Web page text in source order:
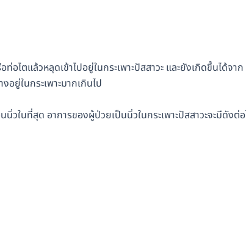
ไตแล้วหลุดเข้าไปอยู่ในกระเพาะปัสสาวะ และยังเกิดขึ้นได้จาก
ยู่ในกระเพาะมากเกินไป
วในที่สุด อาการของผู้ป่วยเป็นนิ่วในกระเพาะปัสสาวะจะมีดังต่